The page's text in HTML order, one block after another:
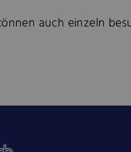
auch einzeln